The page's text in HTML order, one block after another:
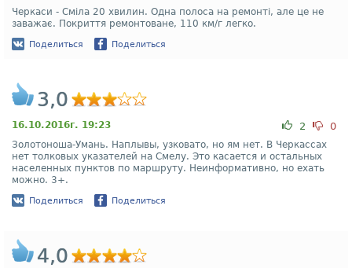
Черкаси - Сміла 20 хвилин. Одна полоса на ремонті, але це не
заважає. Покриття ремонтоване, 110 км/г легко.
Поделиться Поделиться
3,0
16.10.2016г. 19:23 2 0
Золотоноша-Умань. Наплывы, узковато, но ям нет. В Черкассах
нет толковых указателей на Смелу. Это касается и остальных
населенных пунктов по маршруту. Неинформативно, но ехать
можно. 3+.
Поделиться Поделиться
4,0